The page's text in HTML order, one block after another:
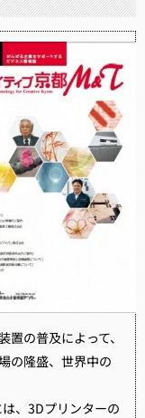
の普及によって、
の隆盛、世界中の
、3Dプリンターの